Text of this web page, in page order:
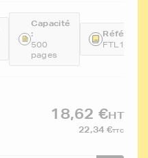
Capacité
:
500
pages
18,62 €HT
22,34 €TTC